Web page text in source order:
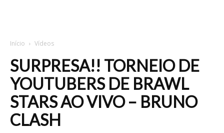
Início Vídeos
SURPRESA!! TORNEIO DE
YOUTUBERS DE BRAWL
STARS AO VIVO – BRUNO
CLASH